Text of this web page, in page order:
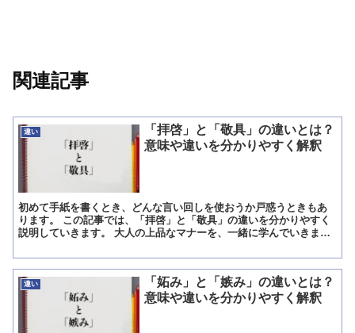
関連記事
違い
「拝啓」と「敬具」の違いとは？
意味や違いを分かりやすく解釈
初めて手紙を書くとき、どんな言い回しを使おうか戸惑うときもあ
ります。 この記事では、「拝啓」と「敬具」の違いを分かりやすく
説明していきます。 大人の上品なマナーを、一緒に学んでいきまし
違い
「妬み」と「嫉み」の違いとは？
意味や違いを分かりやすく解釈